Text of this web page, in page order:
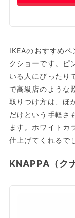
IKEAのおすすめ
クショーです。ピ
いる人にぴったり
で高級店のような
取りつけ方は、ほ
だけという手軽さ
ます。ホワイトカ
仕上げてくれるで
KNAPPA（ク